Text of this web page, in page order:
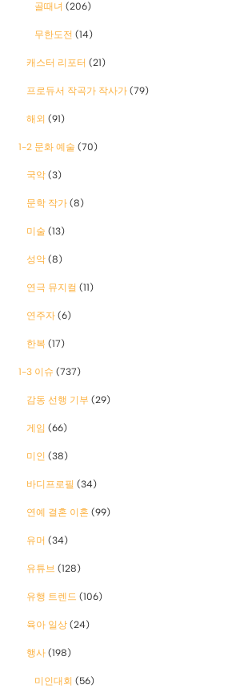
골때녀 (206)
무한도전 (14)
캐스터 리포터 (21)
프로듀서 작곡가 작사가 (79)
해외 (91)
1-2 문화 예술 (70)
국악 (3)
문학 작가 (8)
미술 (13)
성악 (8)
연극 뮤지컬 (11)
연주자 (6)
한복 (17)
1-3 이슈 (737)
감동 선행 기부 (29)
게임 (66)
미인 (38)
바디프로필 (34)
연예 결혼 이혼 (99)
유머 (34)
유튜브 (128)
유행 트렌드 (106)
육아 일상 (24)
행사 (198)
미인대회 (56)